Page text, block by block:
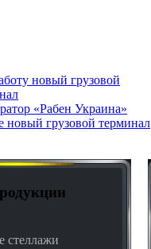
новый грузовой
«Рабен Украина»
новый грузовой терминал
стеллажи